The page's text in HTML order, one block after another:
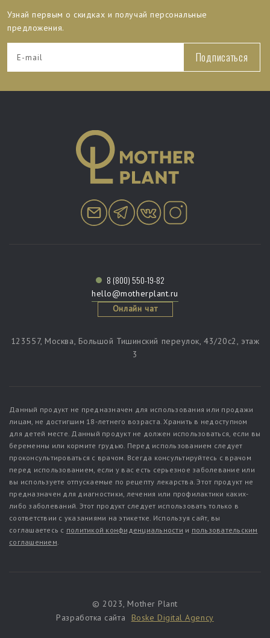
Узнай первым о скидках и получай персональные
предложения.
Подписаться
8 (800) 550-19-82
hello@motherplant.ru
Онлайн чат
123557, Москва, Большой Тишинский переулок, 43/20c2, этаж
3
Данный продукт не предназначен для использования или продажи
лицам, не достигшим 18-летнего возраста. Хранить в недоступном
для детей месте. Данный продукт не должен использоваться, если вы
беременны или кормите грудью. Перед использованием следует
проконсультироваться с врачом. Всегда консультируйтесь с врачом
перед использованием, если у вас есть серьезное заболевание или
вы используете отпускаемые по рецепту лекарства. Этот продукт не
предназначен для диагностики, лечения или профилактики каких-
либо заболеваний. Этот продукт следует использовать только в
соответствии с указаниями на этикетке. Используя сайт, вы
соглашаетесь с политикой конфиденциальности и пользовательским
соглашением.
© 2023, Mother Plant
Разработка сайта
Boske Digital Agency